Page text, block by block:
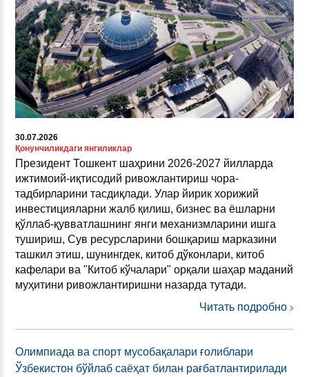
30.07.2026
Қонунчиликдаги янгиликлар
Президент Тошкент шаҳрини 2026-2027 йилларда
ижтимоий-иқтисодий ривожлантириш чора-
тадбирларини тасдиқлади. Улар йирик хорижий
инвестицияларни жалб қилиш, бизнес ва ёшларни
қўллаб-қувватлашнинг янги механизмларини ишга
тушириш, Сув ресурсларини бошқариш марказини
ташкил этиш, шунингдек, китоб дўконлари, китоб
кафелари ва "Китоб кўчалари" орқали шаҳар маданий
муҳитини ривожлантиришни назарда тутади.
Читать подробно
Олимпиада ва спорт мусобақалари ғолиблари
Ўзбекистон бўйлаб саёҳат билан рағбатлантирилади